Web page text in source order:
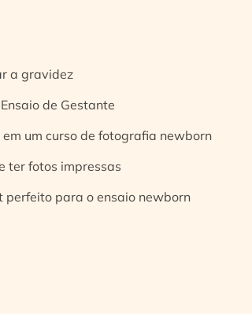
a gravidez
de Gestante
um curso de fotografia newborn
ter fotos impressas
perfeito para o ensaio newborn